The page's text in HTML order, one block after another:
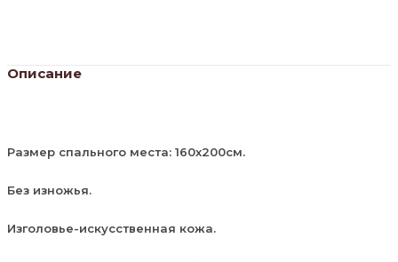
Описание
Размер спального места: 160х200см.
Без изножья.
Изголовье-искусственная кожа.